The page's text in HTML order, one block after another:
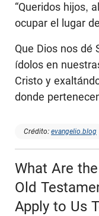
“Queridos hijos,
ocupar el lugar
Que Dios nos dé
ídolos en
Cristo y
donde
Crédito: evangelio.blog
What Are
Old
Apply to Us